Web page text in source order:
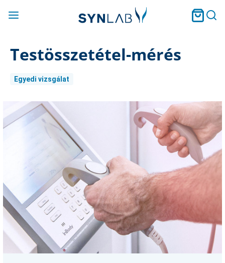
Testösszetétel-mérés
Egyedi vizsgálat
Current
Stock: